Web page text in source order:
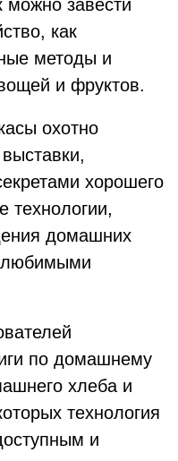
можно завести
как
методы и
и фруктов.
охотно
хорошего
технологии,
домашних
любимыми
по домашнему
хлеба и
технология
и